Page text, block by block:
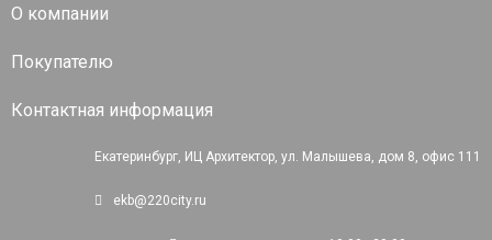
О компании
Покупателю
Контактная информация
Екатеринбург, ИЦ Архитектор, ул. Малышева, дом 8, офис 111
ekb@220city.ru